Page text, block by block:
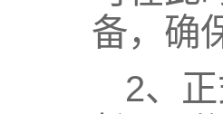
备，确
2、